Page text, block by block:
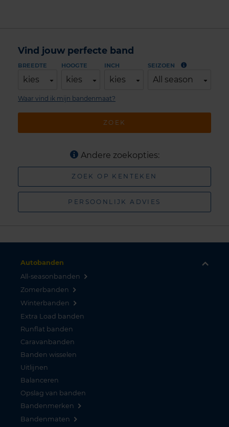
Vind jouw perfecte band
BREEDTE
kies
HOOGTE
kies
INCH
kies
SEIZOEN
All season
ZOEK
Waar vind ik mijn bandenmaat?
Andere zoekopties:
ZOEK OP KENTEKEN
PERSOONLIJK ADVIES
Autobanden
All-seasonbanden
Zomerbanden
Winterbanden
Extra Load banden
Runflat banden
Caravanbanden
Banden wisselen
Uitlijnen
Balanceren
Opslag van banden
Bandenmerken
Bandenmaten